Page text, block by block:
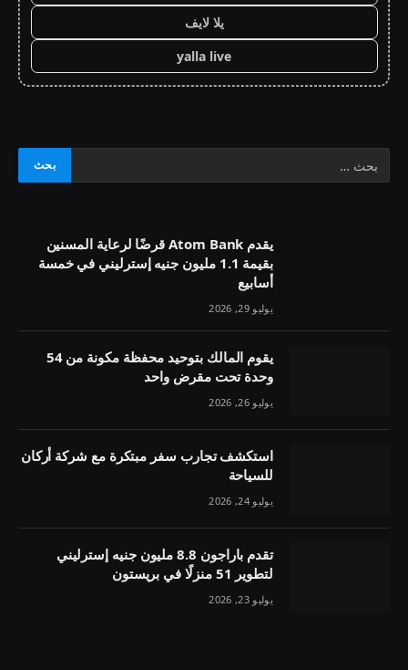
يلا لايف
yalla live
يقدم Atom Bank قرضًا لرعاية المسنين
بقيمة 1.1 مليون جنيه إسترليني في خمسة
أسابيع
يوليو 29, 2026
يقوم المالك بتوحيد محفظة مكونة من 54
وحدة تحت مقرض واحد
يوليو 26, 2026
استكشف تجارب سفر مبتكرة مع شركة أركان
للسياحة
يوليو 24, 2026
تقدم باراجون 8.8 مليون جنيه إسترليني
لتطوير 51 منزلًا في بريستون
يوليو 23, 2026